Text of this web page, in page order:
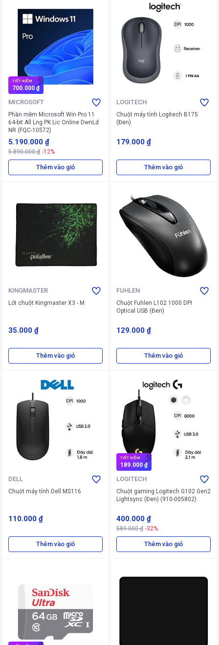
TIẾT KIỆM
700.000 ₫
MICROSOFT
Phần mềm Microsoft Win Pro 11
64-bit All Lng PK Lic Online DwnLd
NR (FQC-10572)
5.190.000 ₫
5.890.000 ₫ -12%
Thêm vào giỏ
LOGITECH
Chuột máy tính Logitech B175
(Đen)
179.000 ₫
Thêm vào giỏ
KINGMASTER
Lót chuột Kingmaster X3 - M
35.000 ₫
Thêm vào giỏ
FUHLEN
Chuột Fuhlen L102 1000 DPI
Optical USB (Đen)
129.000 ₫
Thêm vào giỏ
DELL
Chuột máy tính Dell MS116
110.000 ₫
Thêm vào giỏ
TIẾT KIỆM
189.000 ₫
LOGITECH
Chuột gaming Logitech G102 Gen2
Lightsync (Đen) (910-005802)
400.000 ₫
589.000 ₫ -32%
Thêm vào giỏ